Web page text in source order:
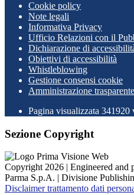
Cookie policy
Note legali
Informativa Privacy
Ufficio Relazioni con il
Dichiarazione di
Obiettivi di accessibilità
Whistleblowing
Gestione consensi cookie
Amministrazione trasparente
Pagina visualizzata 341920
Sezione Copyright
Copyright 2026 | Engineered and
Parma S.p.A. | Divisione
Disclaimer trattamento dati